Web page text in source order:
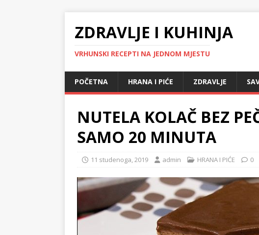
ZDRAVLJE I KUHINJA
VRHUNSKI RECEPTI NA JEDNOM MJESTU
POČETNA HRANA I PIĆE ZDRAVLJE
NUTELA KOLAČ BEZ
SAMO 20 MINUTA
11 studenoga, 2019 admin HRANA I PIĆE 0